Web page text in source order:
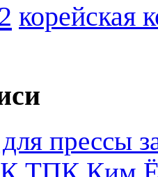
корейская
прессы